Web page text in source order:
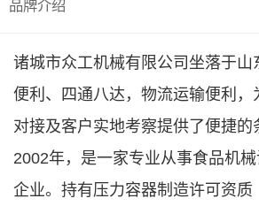
品牌介绍
诸城市众工机械有限公司坐落于山
便利、四通八达，物流运输便利，
对接及客户实地考察提供了便捷的
2002年，是一家专业从事食品机
企业。持有压力容器制造许可资质